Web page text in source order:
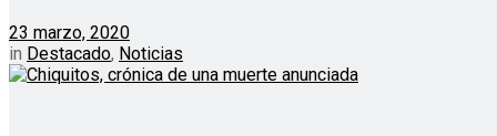
23 marzo, 2020
in Destacado, Noticias